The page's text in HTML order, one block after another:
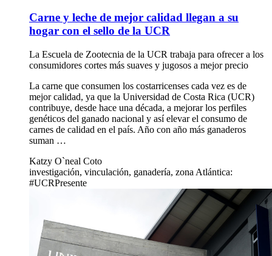
Carne y leche de mejor calidad llegan a su
hogar con el sello de la UCR
La Escuela de Zootecnia de la UCR trabaja para ofrecer a los
consumidores cortes más suaves y jugosos a mejor precio
La carne que consumen los costarricenses cada vez es de
mejor calidad, ya que la Universidad de Costa Rica (UCR)
contribuye, desde hace una década, a mejorar los perfiles
genéticos del ganado nacional y así elevar el consumo de
carnes de calidad en el país. Año con año más ganaderos
suman …
Katzy O`neal Coto
investigación, vinculación, ganadería, zona Atlántica:
#UCRPresente